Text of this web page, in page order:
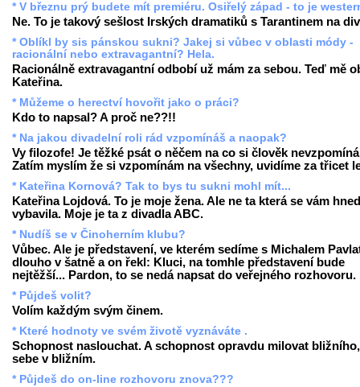
* V březnu prý budete mít premiéru. Osiřelý západ - to je
Ne. To je takový sešlost Irských dramatiků s Tarantinem na
* Oblíkl by sis pánskou sukni? Jakej si vůbec v oblasti módy -
racionální nebo extravagantní? Hela.
Racionálně extravagantní odbobí už mám za sebou. Teď mě
Kateřina.
* Můžeme o herectví hovořit jako o práci?
Kdo to napsal? A proč ne??!!
* Na jakou divadelní roli rád vzpomínáš a naopak?
Vy filozofe! Je těžké psát o něčem na co si člověk
Zatím myslím že si vzpomínám na všechny, uvidíme za třicet
* Kateřina Kornová? Tak to bys tu sukni mohl mít...
Kateřina Lojdová. To je moje žena. Ale ne ta která se vám hned
vybavila. Moje je ta z divadla ABC.
* Nudíš se v Činoherním klubu?
Vůbec. Ale je představení, ve kterém sedíme s Michalem
dlouho v šatně a on řekl: Kluci, na tomhle představení bude
nejtěžší... Pardon, to se nedá napsat do veřejného rozhovoru.
* Půjdeš volit?
Volím každým svým činem.
* Které hodnoty ve svém životě vyznáváte .
Schopnost naslouchat. A schopnost opravdu milovat
sebe v bližním.
* Půjdeš do on-line rozhovoru znova???